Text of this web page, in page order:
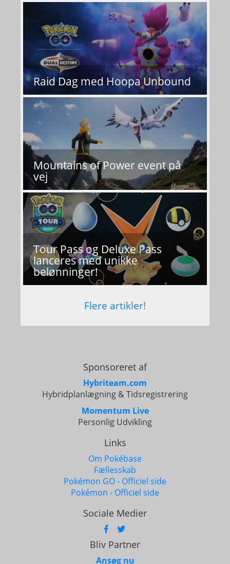
Raid Dag med Hoopa Unbound
Mountains of Power event på
vej
Tour Pass og Deluxe Pass
lanceres med unikke
belønninger!
Flere artikler!
Sponsoreret af
Hybriteam.com
Hybridplanlægning & Tidsregistrering
Momentum Live
Personlig Udvikling
Links
Om Pokébase
Fællesskab
Pokémon GO - Officiel side
Pokémon - Officiel side
Sociale Medier
Bliv Partner
Ansøg nu